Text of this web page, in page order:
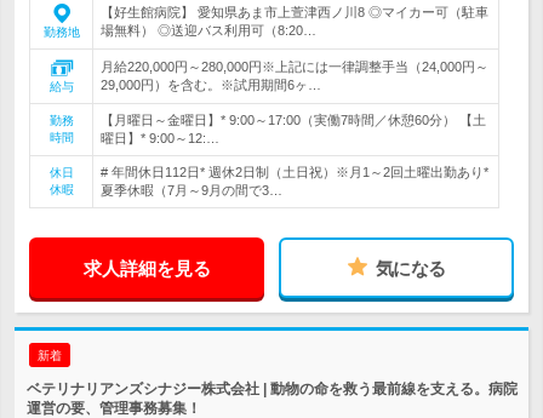
勤務地
【好生館病院】 愛知県あま市上萱津西ノ川8 ◎マイカー可（駐車
場無料） ◎送迎バス利用可（8:20…
給与
月給220,000円～280,000円※上記には一律調整手当（24,000円～
29,000円）を含む。※試用期間6ヶ…
勤務
時間
【月曜日～金曜日】* 9:00～17:00（実働7時間／休憩60分） 【土
曜日】* 9:00～12:…
休日
休暇
# 年間休日112日* 週休2日制（土日祝）※月1～2回土曜出勤あり*
夏季休暇（7月～9月の間で3…
求人詳細を見る 気になる
新着
ベテリナリアンズシナジー株式会社 | 動物の命を救う最前線を支える。病院
運営の要、管理事務募集！